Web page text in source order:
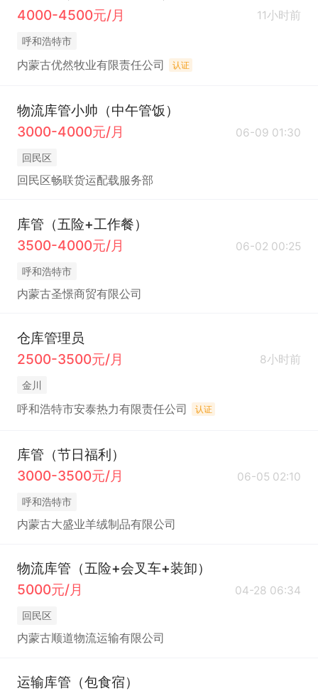
4000-4500元/月
11小时前
呼和浩特市
内蒙古优然牧业有限责任公司 认证
物流库管小帅（中午管饭）
3000-4000元/月
06-09 01:30
回民区
回民区畅联货运配载服务部
库管（五险+工作餐）
3500-4000元/月
06-02 00:25
呼和浩特市
内蒙古圣憬商贸有限公司
仓库管理员
2500-3500元/月
8小时前
金川
呼和浩特市安泰热力有限责任公司 认证
库管（节日福利）
3000-3500元/月
06-05 02:10
呼和浩特市
内蒙古大盛业羊绒制品有限公司
物流库管（五险+会叉车+装卸）
5000元/月
04-28 06:34
回民区
内蒙古顺道物流运输有限公司
运输库管（包食宿）